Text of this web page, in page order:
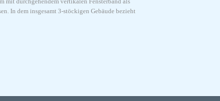
In dem insgesamt 3-stöckigen Gebäude bezieht